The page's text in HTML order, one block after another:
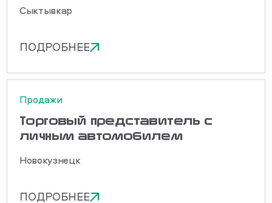
Сыктывкар
ПОДРОБНЕЕ
Продажи
Торговый представитель с
личным автомобилем
Новокузнецк
ПОДРОБНЕЕ